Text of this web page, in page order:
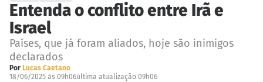
Entenda o conflito entre Irã e
Israel
Países, que já foram aliados, hoje são inimigos
declarados
Por Lucas Caetano
18/06/2025 às 09h06última atualização 09h06